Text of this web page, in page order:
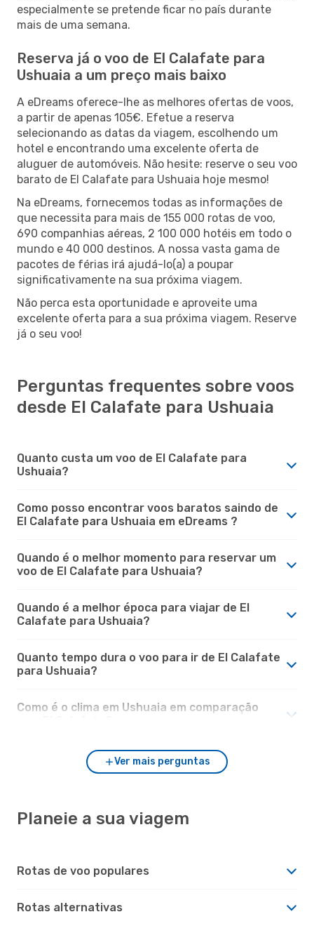
especialmente se pretende ficar no país durante
mais de uma semana.
Reserva já o voo de El Calafate para
Ushuaia a um preço mais baixo
A eDreams oferece-lhe as melhores ofertas de voos,
a partir de apenas 105€. Efetue a reserva
selecionando as datas da viagem, escolhendo um
hotel e encontrando uma excelente oferta de
aluguer de automóveis. Não hesite: reserve o seu voo
barato de El Calafate para Ushuaia hoje mesmo!
Na eDreams, fornecemos todas as informações de
que necessita para mais de 155 000 rotas de voo,
690 companhias aéreas, 2 100 000 hotéis em todo o
mundo e 40 000 destinos. A nossa vasta gama de
pacotes de férias irá ajudá-lo(a) a poupar
significativamente na sua próxima viagem.
Não perca esta oportunidade e aproveite uma
excelente oferta para a sua próxima viagem. Reserve
já o seu voo!
Perguntas frequentes sobre voos
desde El Calafate para Ushuaia
Quanto custa um voo de El Calafate para
Ushuaia?
Como posso encontrar voos baratos saindo de
El Calafate para Ushuaia em eDreams ?
Quando é o melhor momento para reservar um
voo de El Calafate para Ushuaia?
Quando é a melhor época para viajar de El
Calafate para Ushuaia?
Quanto tempo dura o voo para ir de El Calafate
para Ushuaia?
Como é o clima em Ushuaia em comparação
Ver mais perguntas
Planeie a sua viagem
Rotas de voo populares
Rotas alternativas